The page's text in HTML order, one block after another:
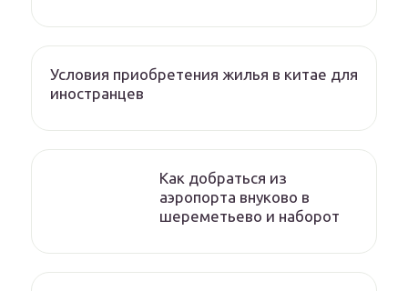
Условия приобретения жилья в китае для
иностранцев
Как добраться из
аэропорта внуково в
шереметьево и наборот